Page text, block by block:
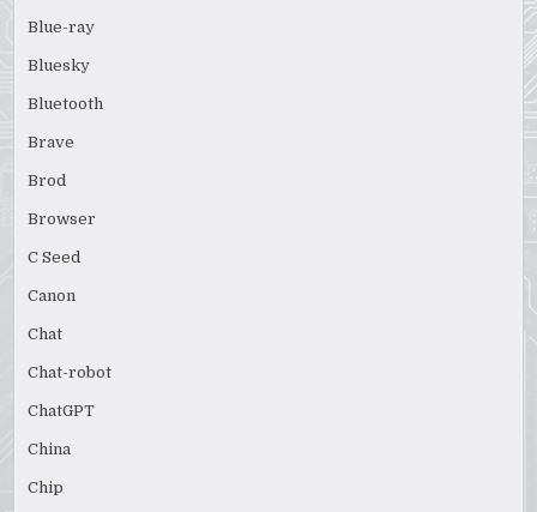
Blue-ray
Bluesky
Bluetooth
Brave
Brod
Browser
C Seed
Canon
Chat
Chat-robot
ChatGPT
China
Chip